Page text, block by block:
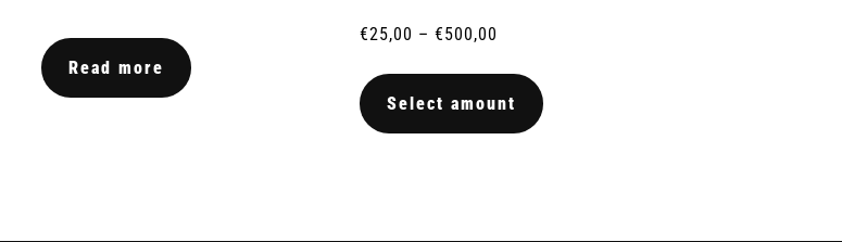
Read more
€25,00 – €500,00
Select amount